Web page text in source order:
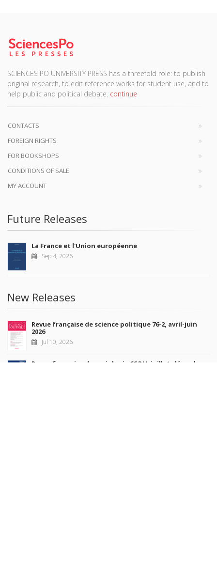
SCIENCES PO UNIVERSITY PRESS has a threefold role: to publish
original research, to edit reference works for student use, and to
help public and political debate. continue
CONTACTS
FOREIGN RIGHTS
FOR BOOKSHOPS
CONDITIONS OF SALE
MY ACCOUNT
Future Releases
La France et l'Union européenne
Sep 4, 2026
New Releases
Revue française de science politique 76-2, avril-juin
2026
Jul 10, 2026
Revue française de sociologie 66 3/4, juillet-décembre